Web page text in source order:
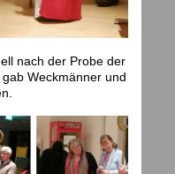
nach der Probe der
Weckmänner und